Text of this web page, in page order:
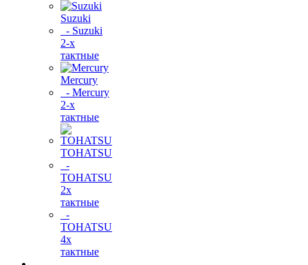
Suzuki
- Suzuki
2-х
тактные
Mercury
- Mercury
2-х
тактные
TOHATSU
-
TOHATSU
2х
тактные
-
TOHATSU
4х
тактные